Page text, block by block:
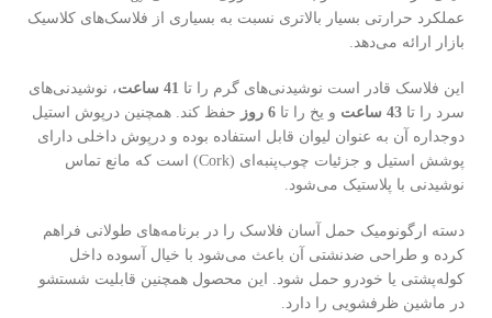
عملکرد حرارتی بسیار بالاتری نسبت به بسیاری از فلاسک‌های کلاسیک
بازار ارائه می‌دهد.
این فلاسک قادر است نوشیدنی‌های گرم را تا 41 ساعت
، نوشیدنی‌های
سرد را تا 43 ساعت و یخ را تا 6 روز
حفظ کند. همچنین درپوش استیل
دوجداره آن به عنوان لیوان قابل استفاده بوده و درپوش داخلی دارای
پوشش استیل و جزئیات چوب‌پنبه‌ای (Cork) است که مانع تماس
نوشیدنی با پلاستیک می‌شود.
دسته ارگونومیک حمل آسان فلاسک را در برنامه‌های طولانی فراهم
کرده و طراحی ضدنشتی آن باعث می‌شود با خیال آسوده داخل
کوله‌پشتی یا خودرو حمل شود. این محصول همچنین قابلیت شستشو
در ماشین ظرفشویی را دارد.